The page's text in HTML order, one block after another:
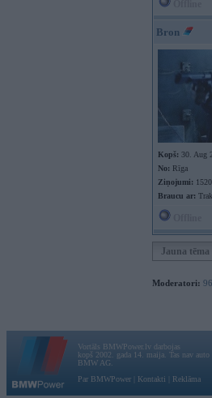
Bron
Kopš: 30. Aug
No: Rīga
Ziņojumi:
Braucu ar:
Jauna tēma
Moderatori:
Vortāls BMWPower.lv darbojas
kopš 2002. gada 14. maija. Tas nav
BMW AG.
Par BMWPower
Kontakti Reklāma